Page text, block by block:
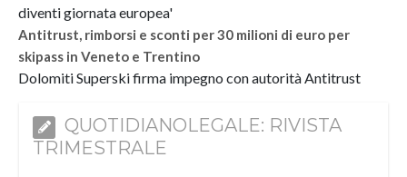
diventi giornata europea'
Antitrust, rimborsi e sconti per 30 milioni di euro per
skipass in Veneto e Trentino
Dolomiti Superski firma impegno con autorità Antitrust
QUOTIDIANOLEGALE: RIVISTA
TRIMESTRALE